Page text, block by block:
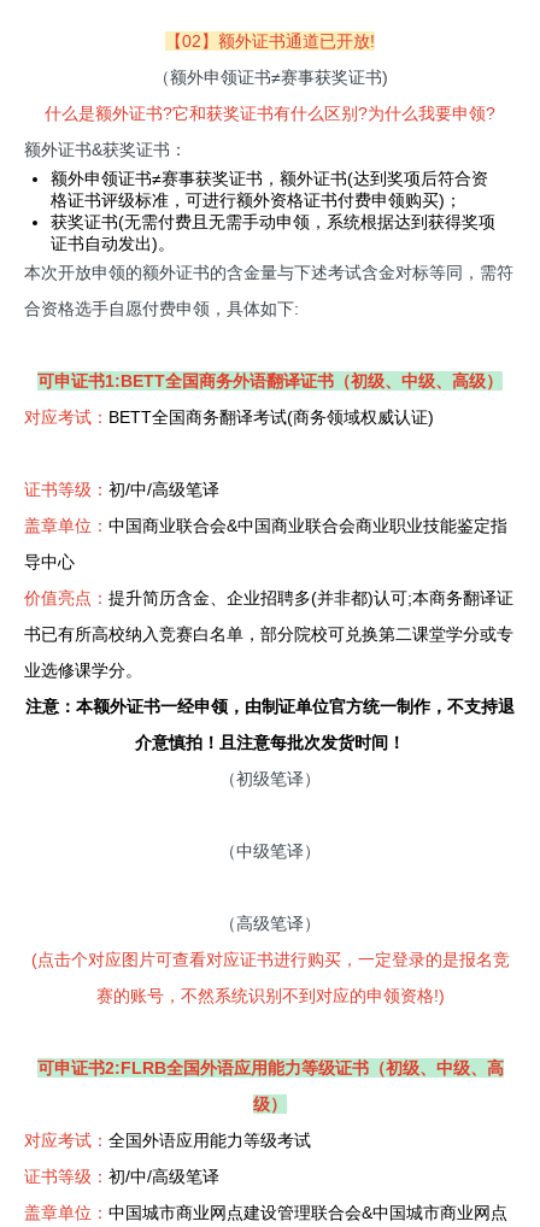
【02】额外证书通道已开放!
（额外申领证书≠赛事获奖证书)
什么是额外证书?它和获奖证书有什么区别?为什么我要申领?
额外证书&获奖证书：
额外申领证书≠赛事获奖证书，额外证书(达到奖项后符合资
格证书评级标准，可进行额外资格证书付费申领购买)；
获奖证书(无需付费且无需手动申领，系统根据达到获得奖项
证书自动发出)。
本次开放申领的额外证书的含金量与下述考试含金对标等同，需符
合资格选手自愿付费申领，具体如下:
可申证书1:BETT全国商务外语翻译证书（初级、中级、高级）
对应考试： BETT全国商务翻译考试(商务领域权威认证)
证书等级： 初/中/高级笔译
盖章单位： 中国商业联合会&中国商业联合会商业职业技能鉴定指
导中心
价值亮点 ： 提升简历含金、企业招聘多(并非都)认可;本商务翻译证
书已有所高校纳入竞赛白名单，部分院校可兑换第二课堂学分或专
业选修课学分。
注意：本额外证书一经申领，由制证单位官方统一制作，不支持退
介意慎拍！且注意每批次发货时间！
（初级笔译）
（中级笔译）
（高级笔译）
(点击个对应图片可查看对应证书进行购买，一定登录的是报名竞
赛的账号，不然系统识别不到对应的申领资格!)
可申证书2:FLRB全国外语应用能力等级证书（初级、中级、高
级）
对应考试： 全国外语应用能力等级考试
证书等级： 初/中/高级笔译
盖章单位： 中国城市商业网点建设管理联合会&中国城市商业网点